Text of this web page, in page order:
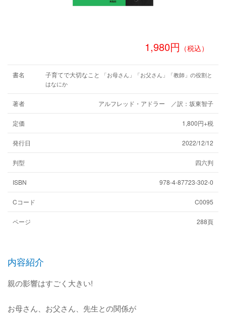
1,980円 （税込）
書名 子育てで大切なこと
「お母さん」「お父さん」「教師」の役割と
はなにか
著者 アルフレッド・アドラー ／訳：坂東智子
定価 1,800円+税
発行日 2022/12/12
判型 四六判
ISBN 978-4-87723-302-0
Cコード C0095
ページ 288頁
内容紹介
親の影響はすごく大きい!
お母さん、お父さん、先生との関係が